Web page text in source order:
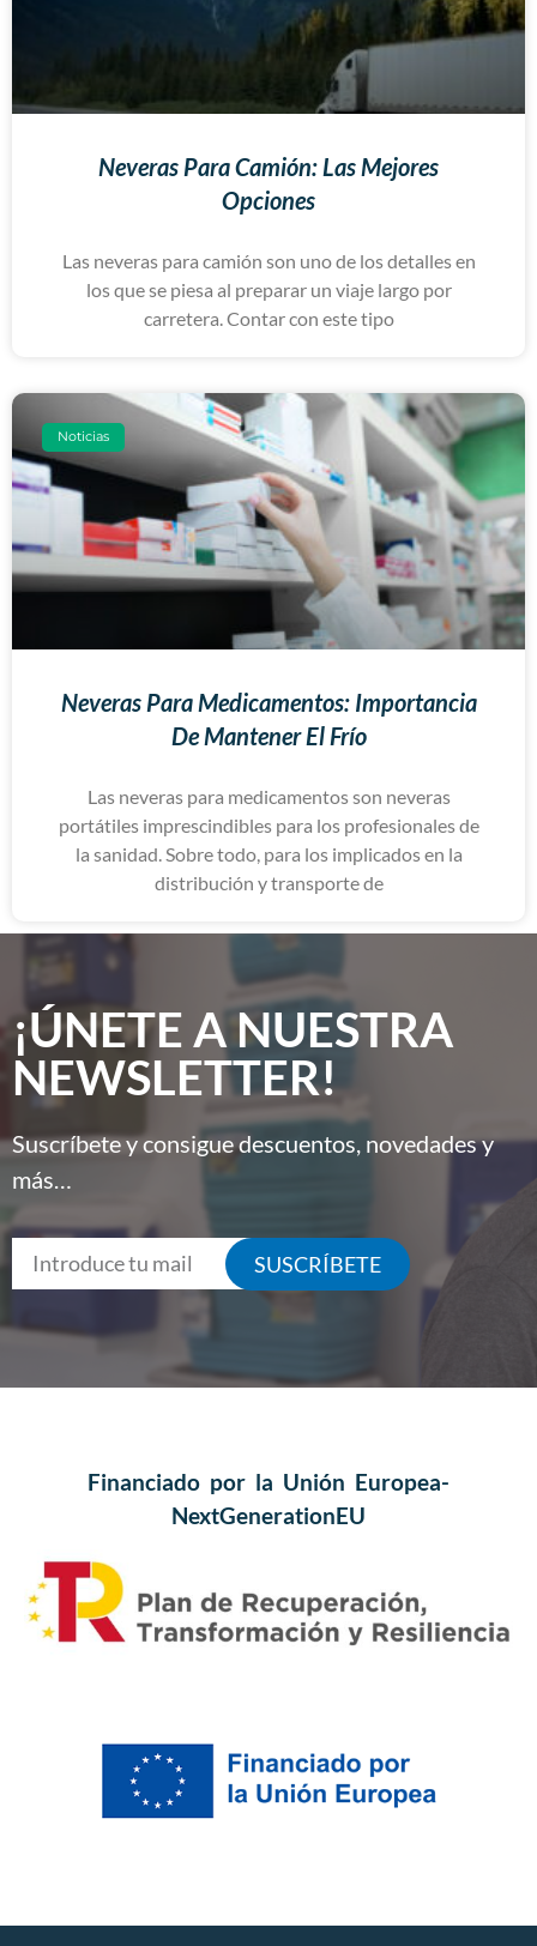
Neveras Para Camión: Las Mejores
Opciones
Las neveras para camión son uno de los detalles en
los que se piesa al preparar un viaje largo por
carretera. Contar con este tipo
Noticias
Neveras Para Medicamentos: Importancia
De Mantener El Frío
Las neveras para medicamentos son neveras
portátiles imprescindibles para los profesionales de
la sanidad. Sobre todo, para los implicados en la
distribución y transporte de
¡ÚNETE A NUESTRA
NEWSLETTER!
Suscríbete y consigue descuentos, novedades y
más…
SUSCRÍBETE
Financiado por la Unión Europea-
NextGenerationEU